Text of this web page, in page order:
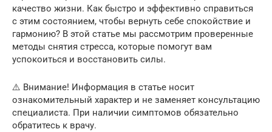
качество жизни. Как быстро и эффективно справиться
с этим состоянием, чтобы вернуть себе спокойствие и
гармонию? В этой статье мы рассмотрим проверенные
методы снятия стресса, которые помогут вам
успокоиться и восстановить силы.
⚠️ Внимание! Информация в статье носит
ознакомительный характер и не заменяет консультацию
специалиста. При наличии симптомов обязательно
обратитесь к врачу.